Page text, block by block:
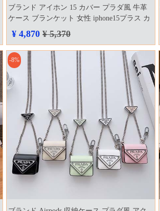
ブランド アイホン 15 カバー プラダ風 牛革
ケース ブランケット 女性 iphone15プラス カ
バー
¥ 4,870 ¥ 5,370
-8%